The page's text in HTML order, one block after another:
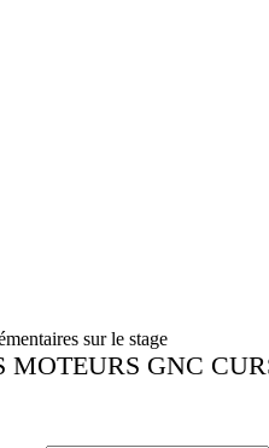
sur le stage
GNC